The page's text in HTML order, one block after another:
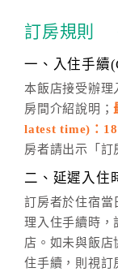
話方式異動訂單
※非客服時間之
五、客服時間
週一至週日，上
六、聯絡方式
(07)9682715 。
訂房規則
一、入住手續
本飯店接受辦理
房間介紹說明；
latest time)：
房者請出示「訂
二、延遲入住
訂房者於住宿當
理入住手續時，
店。如未與飯店
住手續，則視訂